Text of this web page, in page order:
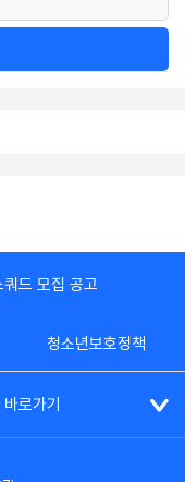
드 모집 공고
청소년보호정책
로가기